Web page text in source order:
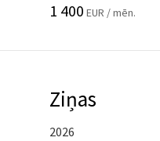
1 400 EUR / mēn.
Ziņas
2026